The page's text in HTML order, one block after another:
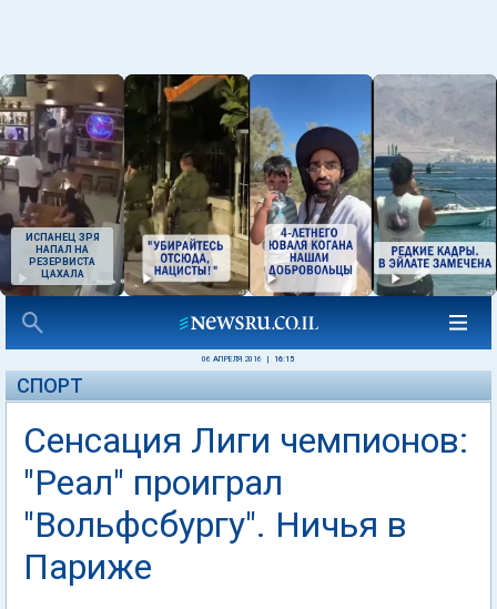
ИСПАНЕЦ ЗРЯ
НАПАЛ НА
РЕЗЕРВИСТА
ЦАХАЛА
06 АПРЕЛЯ 2016 16:15
СПОРТ
Сенсация Лиги чемпионов:
"Реал" проиграл
"Вольфсбургу". Ничья в
Париже